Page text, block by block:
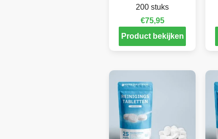
200 stuks
€75,95
Product bekijken